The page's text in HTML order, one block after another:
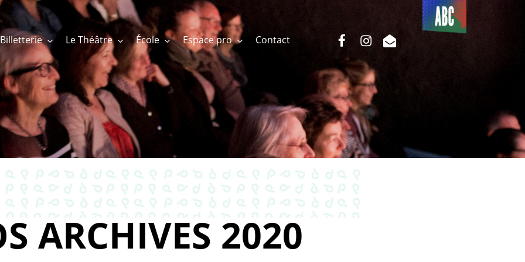
Billetterie Le Théâtre École Espace pro Contact
Du côté
de l’ABC
facebookinstagram
email
ARCHIVES 2020